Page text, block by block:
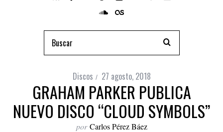
Discos 27 agosto, 2018
GRAHAM PARKER PUBLICA
NUEVO DISCO “CLOUD SYMBOLS”
por Carlos Pérez Báez